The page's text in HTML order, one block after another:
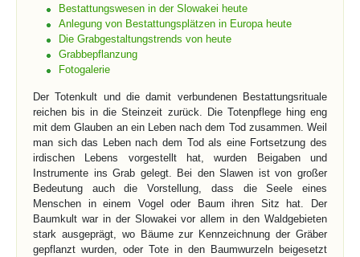
Bestattungswesen in der Slowakei heute
Anlegung von Bestattungsplätzen in Europa heute
Die Grabgestaltungstrends von heute
Grabbepflanzung
Fotogalerie
Der Totenkult und die damit verbundenen Bestattungsrituale
reichen bis in die Steinzeit zurück. Die Totenpflege hing eng
mit dem Glauben an ein Leben nach dem Tod zusammen. Weil
man sich das Leben nach dem Tod als eine Fortsetzung des
irdischen Lebens vorgestellt hat, wurden Beigaben und
Instrumente ins Grab gelegt. Bei den Slawen ist von großer
Bedeutung auch die Vorstellung, dass die Seele eines
Menschen in einem Vogel oder Baum ihren Sitz hat. Der
Baumkult war in der Slowakei vor allem in den Waldgebieten
stark ausgeprägt, wo Bäume zur Kennzeichnung der Gräber
gepflanzt wurden, oder Tote in den Baumwurzeln beigesetzt